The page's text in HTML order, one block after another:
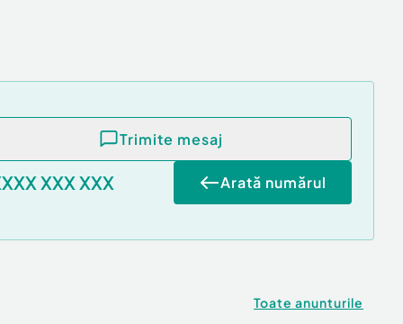
Trimite mesaj
XXX XXX Arată numărul
Toate anunturile